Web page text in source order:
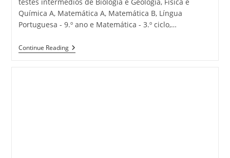
Química A, Matemática A, Matemática B, Língua
Portuguesa - 9.º ano e Matemática - 3.º ciclo,…
Continue ReadingTestes
Intermédios